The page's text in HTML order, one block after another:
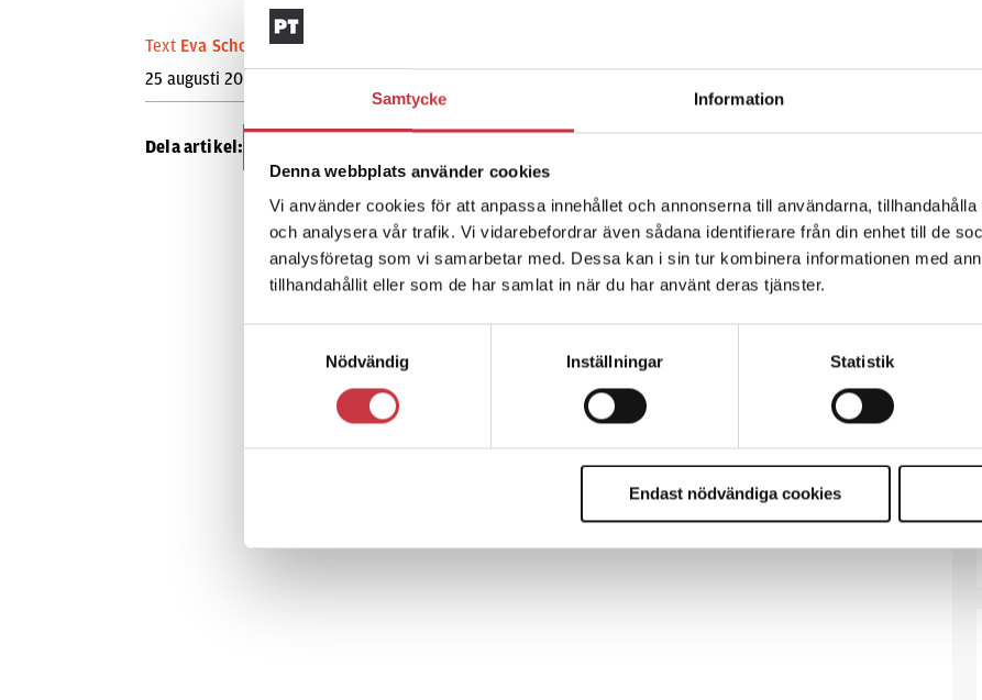
Samtycke Information
Denna webbplats använder cookies
Vi använder cookies för att anpassa innehållet och annonserna till användarna,
och analysera vår trafik. Vi vidarebefordrar även sådana identifierare från din enhet till de
analysföretag som vi samarbetar med. Dessa kan i sin tur kombinera informationen med
tillhandahållit eller som de har samlat in när du har använt deras tjänster.
Nödvändig
Inställningar Statistik
Endast nödvändiga cookies
Text Eva Schoultz
25 augusti 2011
Dela artikel: